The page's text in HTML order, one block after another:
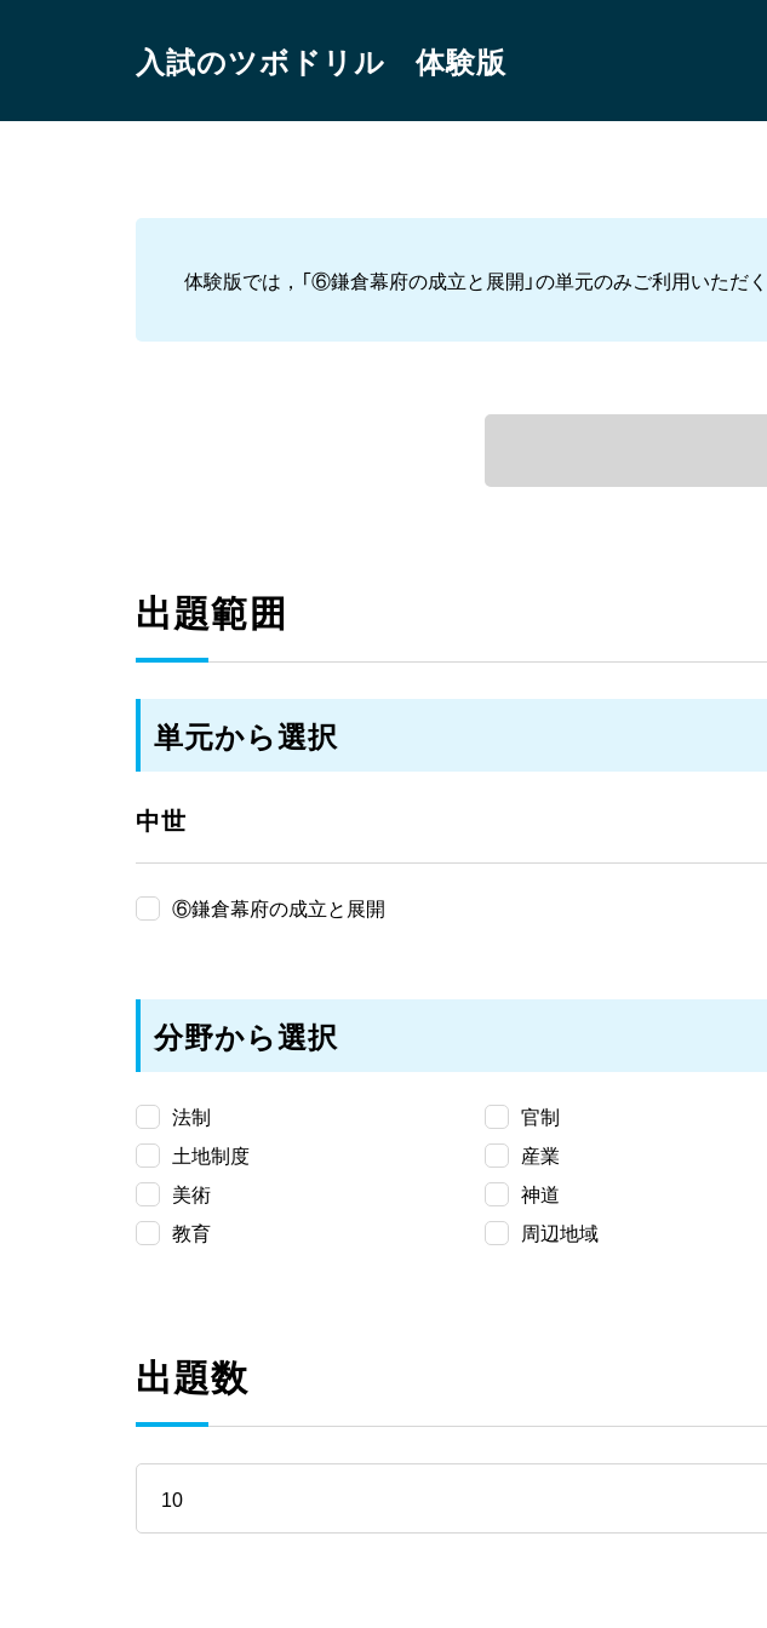
入試のツボドリル 体験版
体験版では，「⑥鎌倉幕府の成立と展開」の単元のみご利用いただ
出題範囲
単元から選択
中世
⑥鎌倉幕府の成立と展開
分野から選択
法制 官制
土地制度
産業
美術
神道
教育
周辺地域
出題数